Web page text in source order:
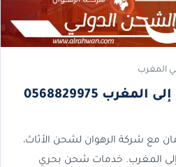
المغرب
شركة شحن من جدة إلى المغرب 0568829975
مع شركة الرهوان لشحن الأثاث،
إلى المغرب. خدمات شحن بحري